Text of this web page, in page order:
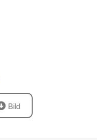
Bild